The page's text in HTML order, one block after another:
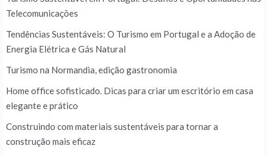
Telecomunicações
Tendências Sustentáveis: O Turismo em Portugal e a Adoção de
Energia Elétrica e Gás Natural
Turismo na Normandia, edição gastronomia
Home office sofisticado. Dicas para criar um escritório em casa
elegante e prático
Construindo com materiais sustentáveis para tornar a
construção mais eficaz